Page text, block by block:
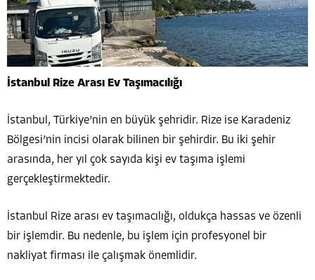
İstanbul Rize Arası Ev Taşımacılığı
İstanbul, Türkiye’nin en büyük şehridir. Rize ise Karadeniz
Bölgesi’nin incisi olarak bilinen bir şehirdir. Bu iki şehir
arasında, her yıl çok sayıda kişi ev taşıma işlemi
gerçekleştirmektedir.
İstanbul Rize arası ev taşımacılığı, oldukça hassas ve özenli
bir işlemdir. Bu nedenle, bu işlem için profesyonel bir
nakliyat firması ile çalışmak önemlidir.